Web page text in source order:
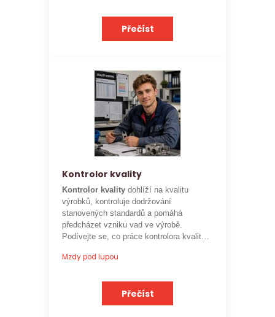
Přečíst
Kontrolor kvality
Kontrolor kvalitydohlíží na kvalitu
výrobků, kontroluje dodržování
stanovených standardů a pomáhá
předcházet vzniku vad ve výrobě.
Podívejte se, co práce kontrolora kvality
ohodnocení této profese
Mzdy pod lupou
Přečíst